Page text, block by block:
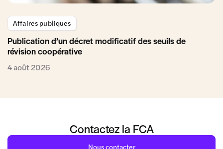
Affaires publiques
Publication d’un décret modificatif des seuils de
révision coopérative
4 août 2026
Contactez la FCA
Nous contacter